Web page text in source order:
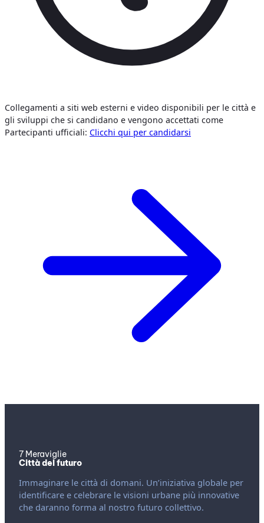
Collegamenti a siti web esterni e video disponibili per le città e
gli sviluppi che si candidano e vengono accettati come
Partecipanti ufficiali: Clicchi qui per candidarsi
7 Meraviglie
Città del futuro
Immaginare le città di domani. Un’iniziativa globale per
identificare e celebrare le visioni urbane più innovative
che daranno forma al nostro futuro collettivo.